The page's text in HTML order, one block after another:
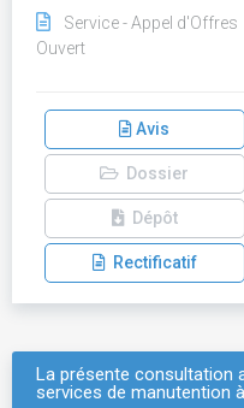
Service - Appel d'Offres
Ouvert
Avis
Dossier
Dépôt
Rectificatif
La présente consultation
services de manutention